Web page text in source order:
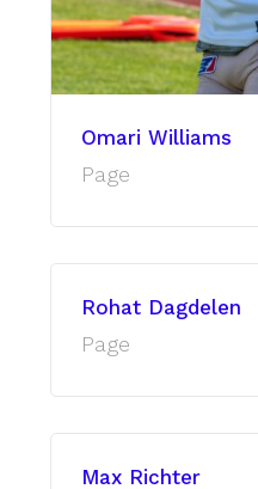
Omari Williams
Page
Rohat Dagdelen
Page
Max Richter